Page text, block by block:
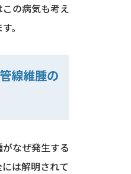
の病気も考え
。
線維腫の
なぜ発生する
は解明されて